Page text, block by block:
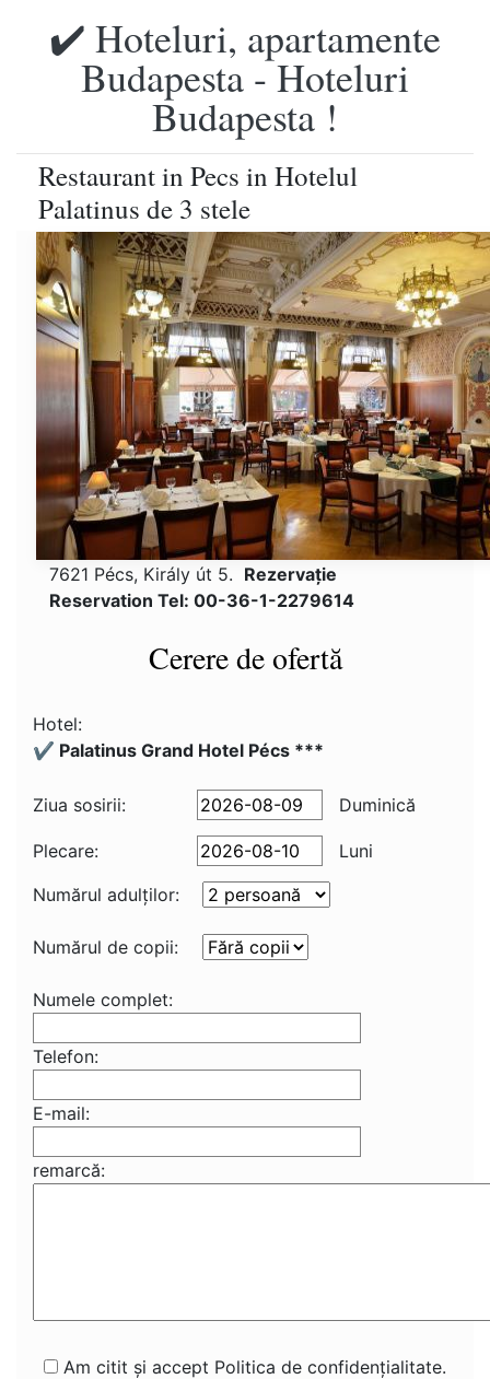
✔️ Hoteluri, apartamente
Budapesta - Hoteluri
Budapesta !
Restaurant in Pecs in Hotelul
Palatinus de 3 stele
7621 Pécs, Király út 5. Rezervaţie
Reservation Tel: 00-36-1-2279614
Cerere de ofertă
Hotel:
✔️ Palatinus Grand Hotel Pécs ***
Ziua sosirii: Duminică
Plecare:
Luni
Numărul adulţilor:
Numărul de copii:
Numele complet:
Telefon:
E-mail:
remarcă:
Am citit și accept Politica de confidențialitate.